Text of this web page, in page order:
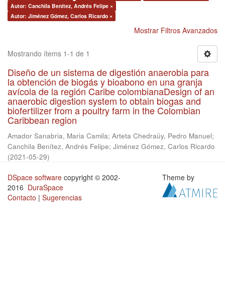
Autor: Canchila Benítez, Andrés Felipe ×
Autor: Jiménez Gómez, Carlos Ricardo ×
Mostrar Filtros Avanzados
Mostrando ítems 1-1 de 1
Diseño de un sistema de digestión anaerobia para
la obtención de biogás y bioabono en una granja
avícola de la región Caribe colombianaDesign of an
anaerobic digestion system to obtain biogas and
biofertilizer from a poultry farm in the Colombian
Caribbean region
Amador Sanabria, Maria Camila; Arteta Chedraüy, Pedro Manuel;
Canchila Benítez, Andrés Felipe; Jiménez Gómez, Carlos Ricardo
(2021-05-29)
DSpace software copyright © 2002-
2016 DuraSpace
Contacto | Sugerencias
Theme by